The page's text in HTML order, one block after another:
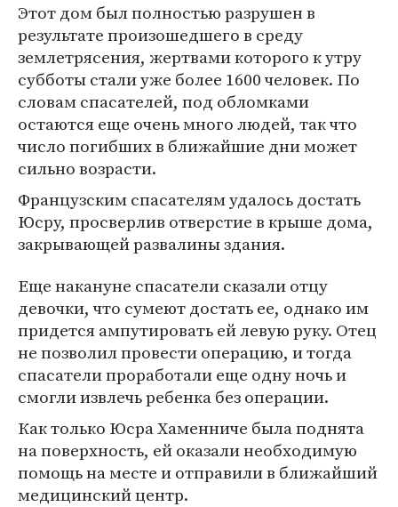
Этот дом был полностью разрушен в
результате произошедшего в среду
землетрясения, жертвами которого к утру
субботы стали уже более 1600 человек. По
словам спасателей, под обломками
остаются еще очень много людей, так что
число погибших в ближайшие дни может
сильно возрасти.
Французским спасателям удалось достать
Юсру, просверлив отверстие в крыше дома,
закрывающей развалины здания.
Еще накануне спасатели сказали отцу
девочки, что сумеют достать ее, однако им
придется ампутировать ей левую руку. Отец
не позволил провести операцию, и тогда
спасатели проработали еще одну ночь и
смогли извлечь ребенка без операции.
Как только Юсра Хаменниче была поднята
на поверхность, ей оказали необходимую
помощь на месте и отправили в ближайший
медицинский центр.